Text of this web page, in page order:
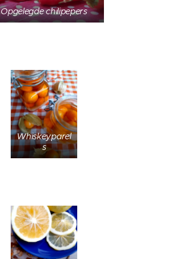
Opgelegde chilipepers
Whiskeyparel
s